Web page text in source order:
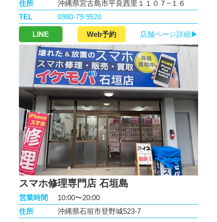
住所
沖縄県宮古島市平良西里１１０７−１６
TEL
0980-79-9520
LINE Web予約 店舗ページ詳細▶
スマホ修理専門店 石垣島
営業時間
10:00〜20:00
住所
沖縄県石垣市登野城523-7